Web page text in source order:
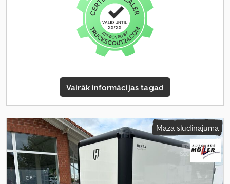
Vairāk informācijas tagad
Mazā sludinājuma